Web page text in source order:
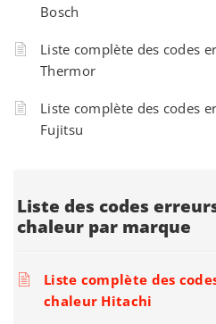
Bosch
Liste complète des codes
Thermor
Liste complète des codes
Fujitsu
Liste des codes
chaleur par marque
Liste complète des
chaleur Hitachi